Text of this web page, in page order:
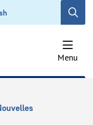
Open
search
form
Menu